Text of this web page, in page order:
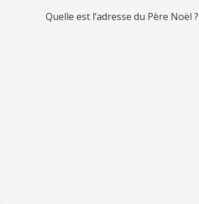
Quelle est l’adresse du Père Noël ?